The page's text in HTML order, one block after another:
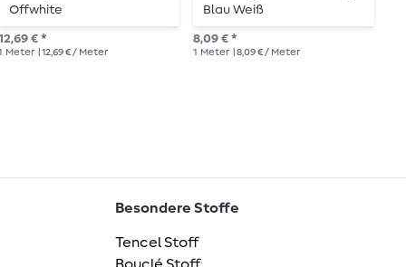
Offwhite
€ *
Meter | 12,69 € / Meter
Blau Weiß
8,09 € *
1 Meter | 8,09 € / Meter
Besondere Stoffe
Tencel Stoff